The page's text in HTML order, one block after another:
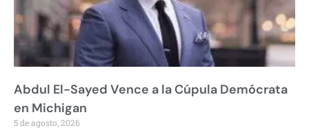
Abdul El-Sayed Vence a la Cúpula Demócrata
en Michigan
5 de agosto, 2026